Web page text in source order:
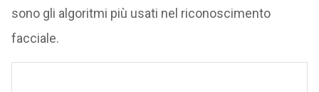
sono gli algoritmi più usati nel riconoscimento
facciale.